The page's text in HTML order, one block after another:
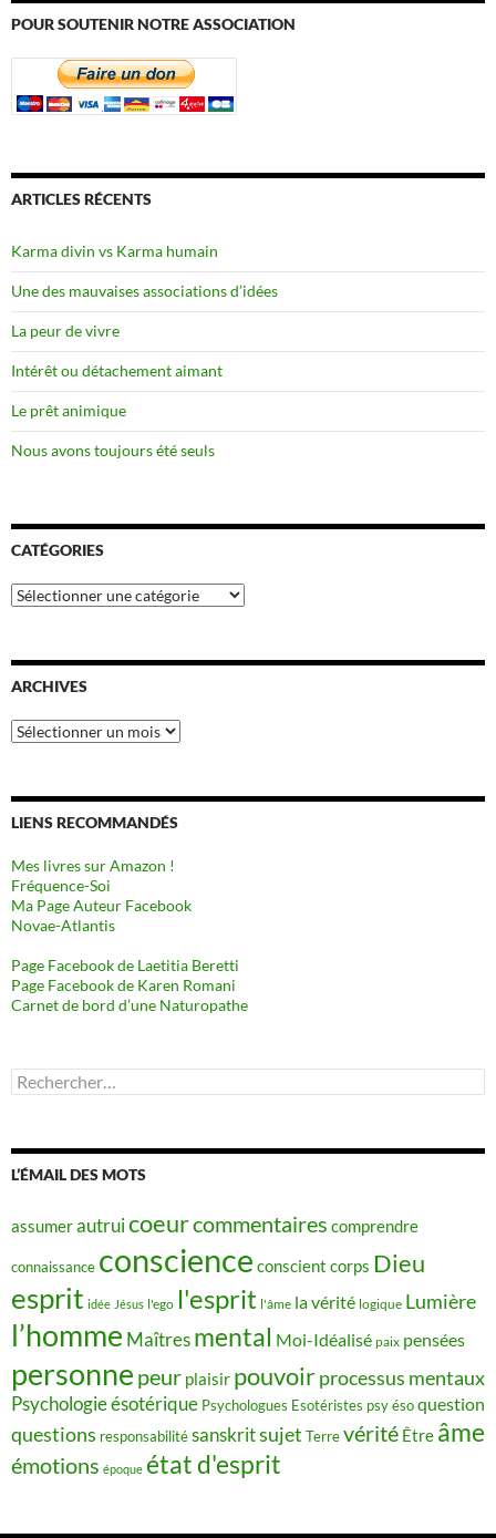
POUR SOUTENIR NOTRE ASSOCIATION
ARTICLES RÉCENTS
Karma divin vs Karma humain
Une des mauvaises associations d’idées
La peur de vivre
Intérêt ou détachement aimant
Le prêt animique
Nous avons toujours été seuls
CATÉGORIES
Catégories
ARCHIVES
Archives
LIENS RECOMMANDÉS
Mes livres sur Amazon !
Fréquence-Soi
Ma Page Auteur Facebook
Novae-Atlantis
Page Facebook de Laetitia Beretti
Page Facebook de Karen Romani
Carnet de bord d’une Naturopathe
Rechercher :
L’ÉMAIL DES MOTS
assumerautruicoeurcommentaires comprendre
connaissance conscience conscient corps Dieu
esprit idée Jésus l'ego l'esprit l'âme la vérité logique Lumière
l’homme Maîtres mental Moi-Idéalisé paix pensées
personne peur plaisir pouvoirprocessus mentaux
Psychologie ésotérique Psychologues Esotéristes psy ésoquestion
questions responsabilitésanskritsujet Terrevérité Être âme
émotions époque état d'esprit